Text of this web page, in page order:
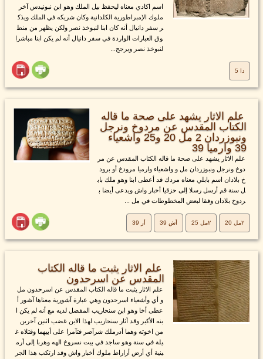
اسم اكادي معناه ليحفظ بيل الملك وهو ابن نبونيدس آخر
ملوك الإمبراطورية الكلدانية وكان شريكه في الملك ويذك
ر سفر دانيال أنه كان ابنا لنبوخذ نصر ولكن يظهر من منط
وق العبارات الواردة في سفر دانيال أنه لم يكن ابنا مباشرا
لنبوخذ نصر ويرجح...
دا 5
علم الاثار يشهد على صحة ما قاله
الكتاب المقدس عن مردوخ ونرجل
ونبوزردان 2 مل 20 و25 واشعياء
39 وارميا 39
علم الاثار يشهد على صحة ما قاله الكتاب المقدس عن مر
دوخ ونرجل ونبوزردان مل و واشعياء وارميا مرودخ أو برود
خ بلادان اسم بابلي معناه مردك قد أعطى ابنا وهو ملك باب
ل سنة قم أرسل رسلا إلى حزقيا أخبار واش ويدعى أيضا ب
ردوخ بلادان وفقا لبعض المخطوطات في مل ...
٢مل 20 ٢مل 25 أش 39 أر 39
علم الاثار يثبت ما قاله الكتاب
المقدس عن اسرحدون
علم الاثار يثبت ما قاله الكتاب المقدس عن اسرحدون مل
و أي وأشعياء اسرحدون وهي عبارة آشورية معناها آشور أ
عطى أخا وهو ابن سنحاريب المفضل لديه مع أنه لم يكن ا
بنه الأكبر وقد أثار سنحاريب لهذا الابن غضب اثنين آخرين
من اخوته وهما أدرملك شرآصر فتآمرا على أبيهما وقتلاه غ
يلة في سنة وهو ساجد في بيت نسروخ الهه وهربا إلى أرم
ينية أي أرض أراراط ملوك أخبار واش وقد ارتكب هذا الجر